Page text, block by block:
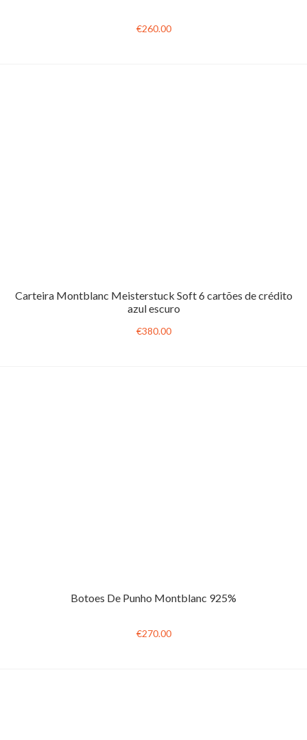
€260.00
Carteira Montblanc Meisterstuck Soft 6 cartões de crédito
azul escuro
€380.00
Botoes De Punho Montblanc 925%
€270.00